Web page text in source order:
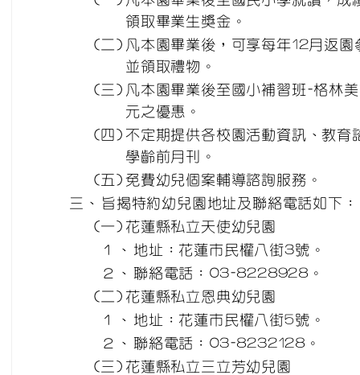
領取畢業生獎金。
(二) 凡本園畢業後，可享每年12月返
並領取禮物。
(三) 凡本園畢業後至國小補習班-格林
元之優惠。
(四) 不定期提供各校園活動資訊、教育
學齡前月刊。
(五) 免費幼兒個案輔導諮詢服務。
三、
旨揭特約幼兒園地址及聯絡電話如下：
(一) 花蓮縣私立天使幼兒園
１、 地址：花蓮市民權八街3號。
２、
聯絡電話：03-8228928。
(二) 花蓮縣私立恩典幼兒園
１、 地址：花蓮市民權八街5號。
２、
聯絡電話：03-8232128。
(三) 花蓮縣私立三立芳幼兒園